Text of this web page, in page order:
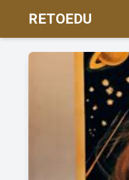
RETOEDU